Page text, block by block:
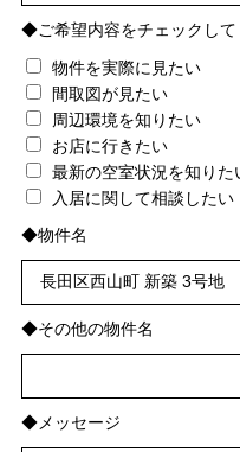
◆ご希望内容をチェックして
物件を実際に見たい
間取図が見たい
周辺環境を知りたい
お店に行きたい
最新の空室状況を知りた
入居に関して相談したい
◆物件名
◆その他の物件名
◆メッセージ